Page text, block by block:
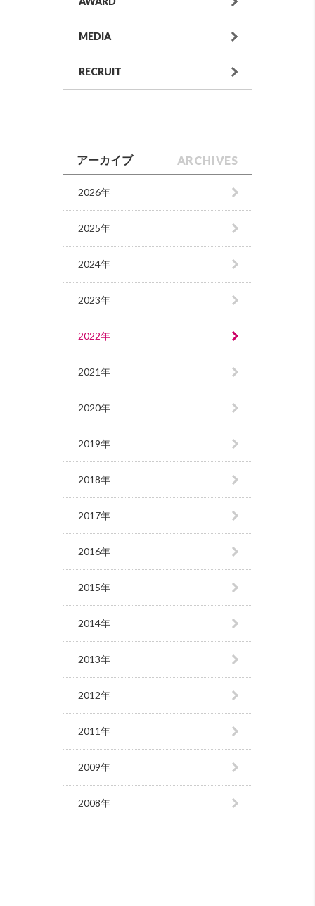
MEDIA
RECRUIT
アーカイブ ARCHIVES
2026年
2025年
2024年
2023年
2022年
2021年
2020年
2019年
2018年
2017年
2016年
2015年
2014年
2013年
2012年
2011年
2009年
2008年